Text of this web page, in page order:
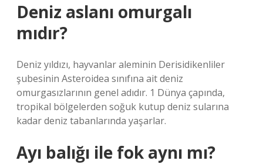
Deniz aslanı omurgalı
mıdır?
Deniz yıldızı, hayvanlar aleminin Derisidikenliler
şubesinin Asteroidea sınıfına ait deniz
omurgasızlarının genel adıdır. 1 Dünya çapında,
tropikal bölgelerden soğuk kutup deniz sularına
kadar deniz tabanlarında yaşarlar.
Ayı balığı ile fok aynı mı?